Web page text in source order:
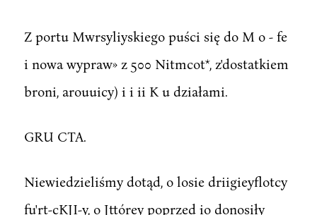
Z portu Mwrsyliyskiego puści się do M o - fe
i nowa wypraw» z 500 Nitmcot*, z'dostatkiem
broni, arouuicy) i i ii K u działami.
GRU CTA.
Niewiedzieliśmy dotąd, o losie driigieyflotcy
fu'rt-cKJI-y, o Jttórey poprzed io donosiły